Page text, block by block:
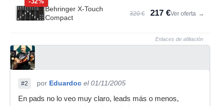
Behringer X-Touch
Compact
320 € 217 €Ver oferta →
Enlaces de afiliación
#2 por Eduardoc el 01/11/2005
En pads no lo veo muy claro, leads más o menos,